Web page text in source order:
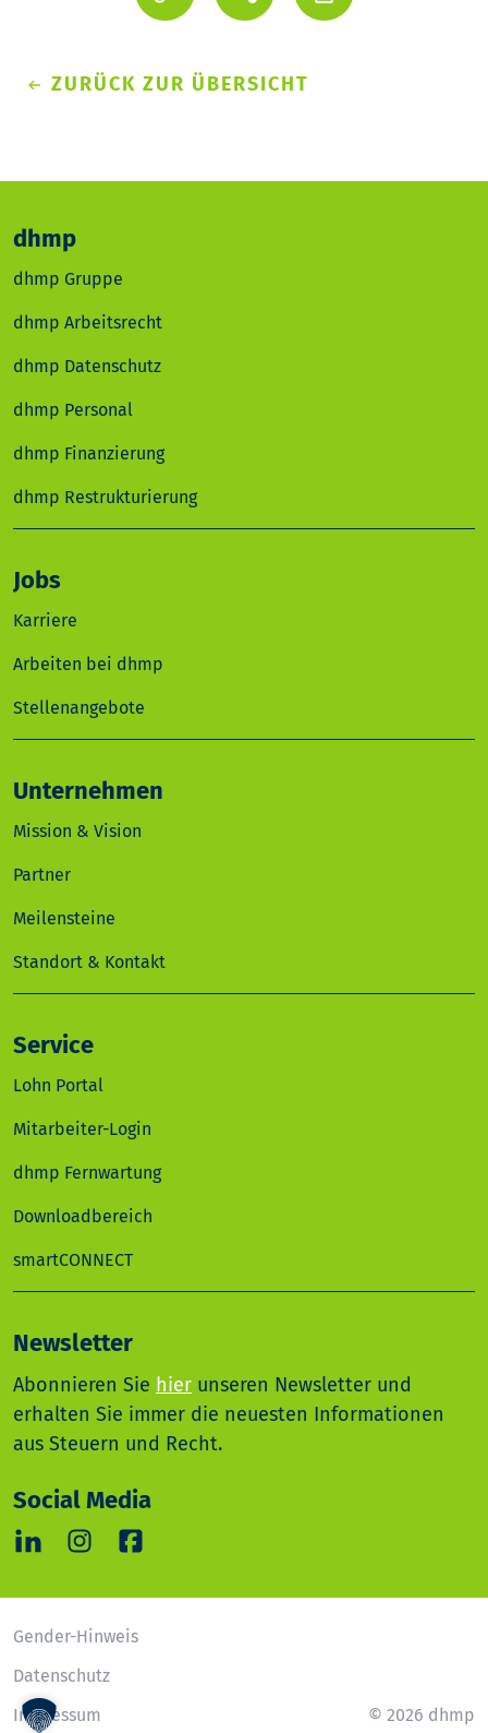
ZURÜCK ZUR ÜBERSICHT
dhmp
dhmp Gruppe
dhmp Arbeitsrecht
dhmp Datenschutz
dhmp Personal
dhmp Finanzierung
dhmp Restrukturierung
Jobs
Karriere
Arbeiten bei dhmp
Stellenangebote
Unternehmen
Mission & Vision
Partner
Meilensteine
Standort & Kontakt
Service
Lohn Portal
Mitarbeiter-Login
dhmp Fernwartung
Downloadbereich
smartCONNECT
Newsletter
Abonnieren Sie hier unseren Newsletter und
erhalten Sie immer die neuesten Informationen
aus Steuern und Recht.
Social Media
Gender-Hinweis
Datenschutz
Impressum
© 2026 dhmp